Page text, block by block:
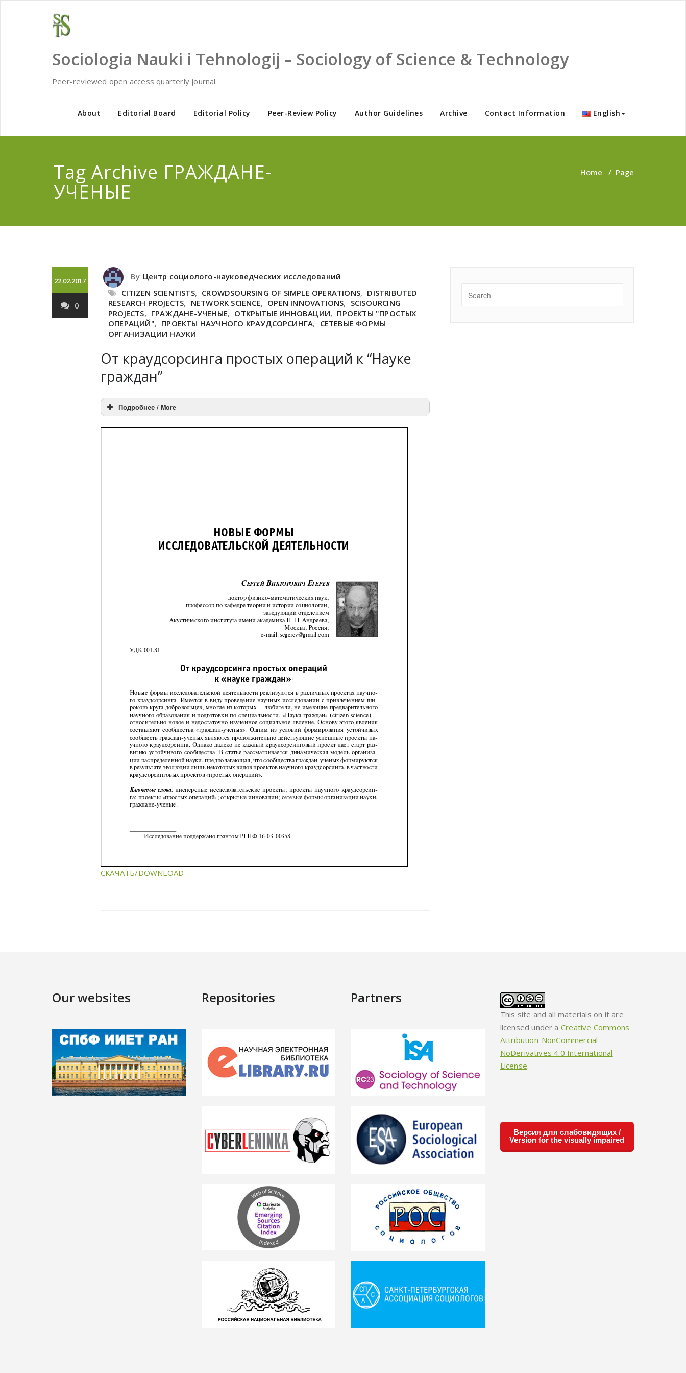
Sociologia Nauki i Tehnologij – Sociology of Science & Technology
Peer-reviewed open access quarterly journal
About Editorial Board Editorial Policy Peer-Review Policy Author Guidelines Archive Contact Information English
Tag Archive ГРАЖДАНЕ-
УЧЕНЫЕ
Home / Page
22.02.2017
0
By Центр социолого-науковедческих исследований
CITIZEN SCIENTISTS, CROWDSOURSING OF SIMPLE OPERATIONS, DISTRIBUTED
RESEARCH PROJECTS, NETWORK SCIENCE, OPEN INNOVATIONS, SCISOURCING
PROJECTS, ГРАЖДАНЕ-УЧЕНЫЕ, ОТКРЫТЫЕ ИННОВАЦИИ, ПРОЕКТЫ "ПРОСТЫХ
ОПЕРАЦИЙ", ПРОЕКТЫ НАУЧНОГО КРАУДСОРСИНГА, СЕТЕВЫЕ ФОРМЫ
ОРГАНИЗАЦИИ НАУКИ
От краудсорсинга простых операций к “Науке
граждан”
Подробнее / More
СКАЧАТЬ/DOWNLOAD
Our websites Repositories Partners
This site and all materials on it are
licensed under a Creative Commons
Attribution-NonCommercial-
NoDerivatives 4.0 International
License.
Версия для слабовидящих /
Version for the visually impaired